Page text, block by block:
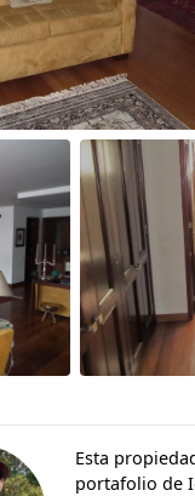
Esta
portafolio de